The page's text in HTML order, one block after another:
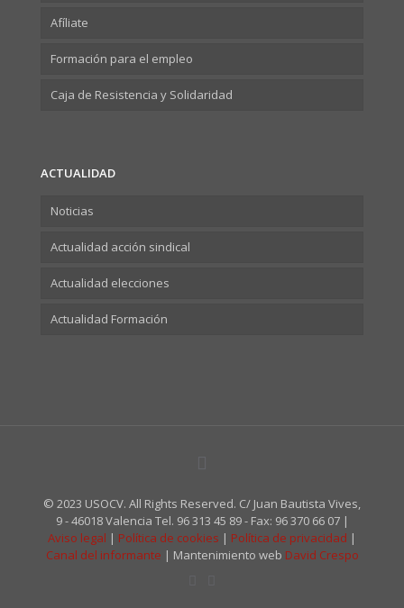
Afíliate
Formación para el empleo
Caja de Resistencia y Solidaridad
ACTUALIDAD
Noticias
Actualidad acción sindical
Actualidad elecciones
Actualidad Formación
© 2023 USOCV. All Rights Reserved. C/ Juan Bautista Vives,
9 - 46018 Valencia Tel. 96 313 45 89 - Fax: 96 370 66 07 |
Aviso legal | Política de cookies | Política de privacidad |
Canal del informante | Mantenimiento web David Crespo